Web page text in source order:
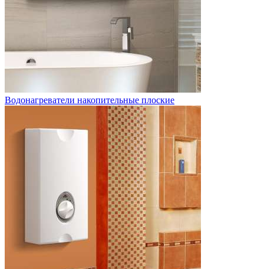
Водонагреватели накопительные плоские